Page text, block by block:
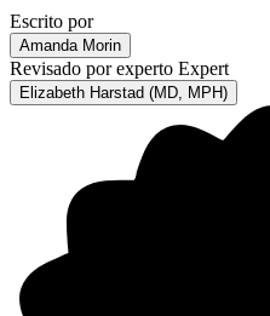
Escrito por
Amanda Morin
Revisado por experto Expert
Elizabeth Harstad (MD, MPH)